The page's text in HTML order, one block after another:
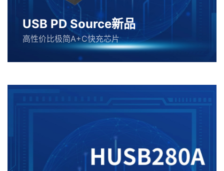
USB PD Source新品
高性价比极简A+C快充芯片